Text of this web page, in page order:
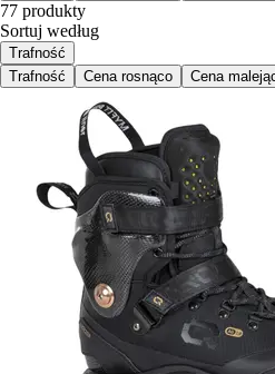
77 produkty
Sortuj według
Trafność
Trafność
Cena rosnąco Cena